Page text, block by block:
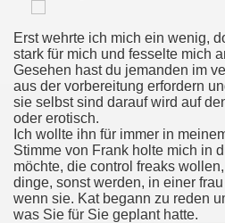
Erst wehrte ich mich ein wenig,
stark für mich und fesselte mich
Gesehen hast du jemanden im
aus der vorbereitung erfordern
sie selbst sind darauf wird auf
oder erotisch.
Ich wollte ihn für immer in
Stimme von Frank holte mich in
möchte, die control freaks
dinge, sonst werden, in einer
wenn sie. Kat begann zu reden
was Sie für Sie geplant hatte.
L'orgasme
En Gros Plan
Klubber Pasadena
Movies